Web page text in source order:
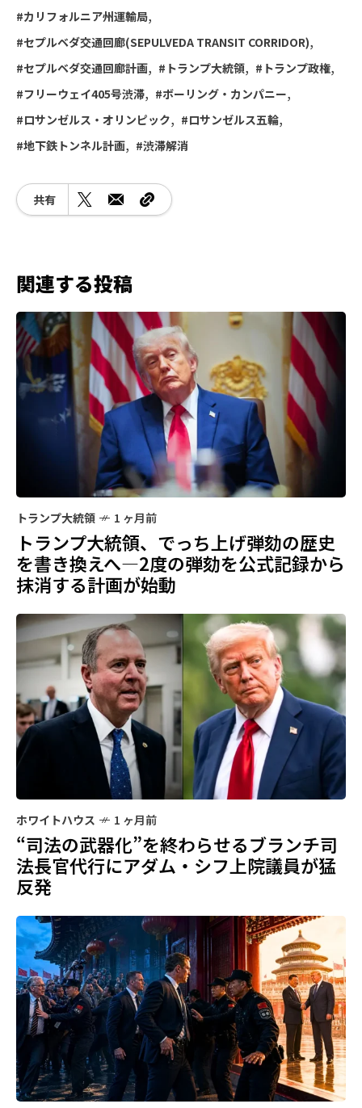
カリフォルニア州運輸局
セプルベダ交通回廊(SEPULVEDA TRANSIT CORRIDOR)
セプルベダ交通回廊計画
トランプ大統領
トランプ政権
フリーウェイ405号渋滞
ボーリング・カンパニー
ロサンゼルス・オリンピック
ロサンゼルス五輪
地下鉄トンネル計画
渋滞解消
共有
関連する投稿
トランプ大統領 1 ヶ月前
トランプ大統領、でっち上げ弾劾の歴史
を書き換えへ—2度の弾劾を公式記録から
抹消する計画が始動
ホワイトハウス 1 ヶ月前
“司法の武器化”を終わらせるブランチ司
法長官代行にアダム・シフ上院議員が猛
反発